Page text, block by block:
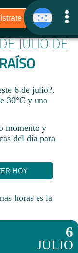
JULIO DE
6 de julio?.
30°C y una
momento y
del día para
HOY
horas es la
6
JULIO